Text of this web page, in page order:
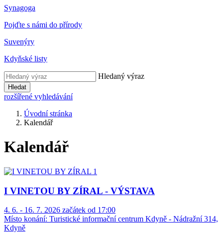
Synagoga
Pojďte s námi do přírody
Suvenýry
Kdyňské listy
Hledaný výraz
Hledat
rozšířené vyhledávání
Úvodní stránka
Kalendář
Kalendář
I VINETOU BY ZÍRAL - VÝSTAVA
4. 6. - 16. 7. 2026 začátek od 17:00
Místo konání: Turistické informační centrum Kdyně - Nádražní 314,
Kdyně